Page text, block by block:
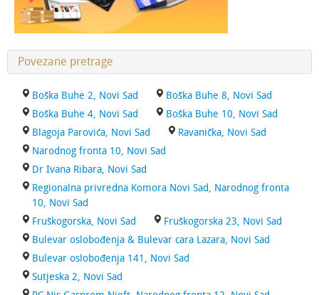
Povezane pretrage
Boška Buhe 2, Novi Sad
Boška Buhe 8, Novi Sad
Boška Buhe 4, Novi Sad
Boška Buhe 10, Novi Sad
Blagoja Parovića, Novi Sad
Ravanička, Novi Sad
Narodnog fronta 10, Novi Sad
Dr Ivana Ribara, Novi Sad
Regionalna privredna Komora Novi Sad, Narodnog fronta
10, Novi Sad
Fruškogorska, Novi Sad
Fruškogorska 23, Novi Sad
Bulevar oslobođenja & Bulevar cara Lazara, Novi Sad
Bulevar oslobođenja 141, Novi Sad
Sutjeska 2, Novi Sad